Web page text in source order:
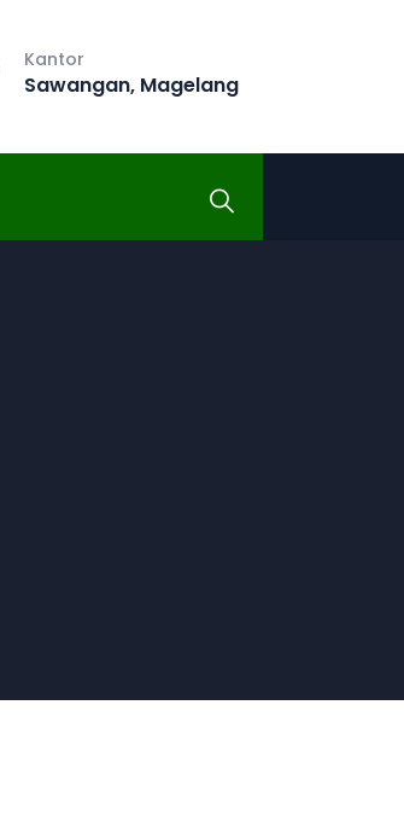
Kantor
Sawangan, Magelang